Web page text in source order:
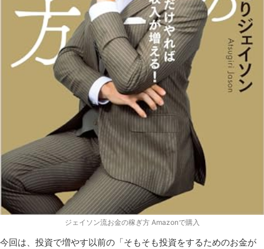
ジェイソン流お金の稼ぎ方 Amazonで購入
今回は、投資で増やす以前の「そもそも投資をするためのお金が